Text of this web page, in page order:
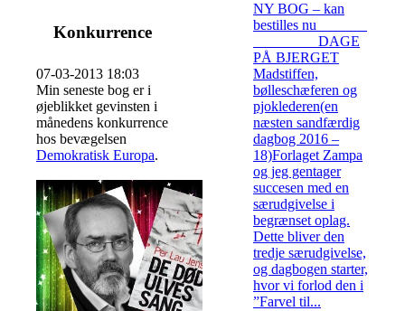
Konkurrence
07-03-2013 18:03
Min seneste bog er i
øjeblikket gevinsten i
månedens konkurrence
hos bevægelsen
Demokratisk Europa.
NY BOG – kan
bestilles nu
DAGE
PÅ BJERGET
Madstiffen,
bølleschæferen og
pjoklederen(en
næsten sandfærdig
dagbog 2016 –
18)Forlaget Zampa
og jeg gentager
succesen med en
særudgivelse i
begrænset oplag.
Dette bliver den
tredje særudgivelse,
og dagbogen starter,
hvor vi forlod den i
”Farvel til...